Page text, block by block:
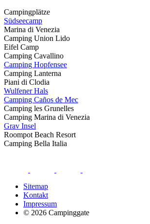
Campingplätze
Südseecamp
Marina di Venezia
Camping Union Lido
Eifel Camp
Camping Cavallino
Camping Hopfensee
Camping Lanterna
Piani di Clodia
Wulfener Hals
Camping Caños de Mec
Camping les Grunelles
Camping Marina di Venezia
Grav Insel
Roompot Beach Resort
Camping Bella Italia
Sitemap
Kontakt
Impressum
© 2026 Campinggate